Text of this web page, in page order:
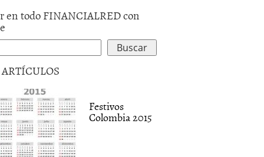
en todo FINANCIALRED con
ARTÍCULOS
Festivos
Colombia 2015